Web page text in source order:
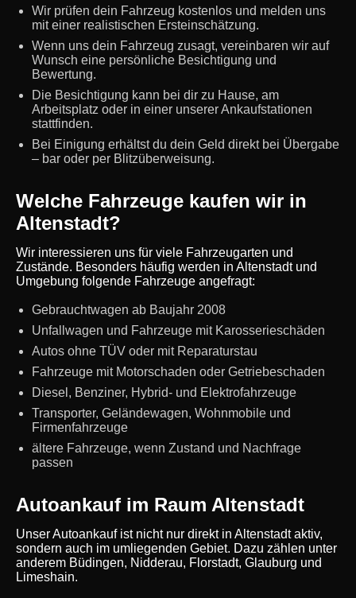
Wir prüfen dein Fahrzeug kostenlos und melden uns
mit einer realistischen Ersteinschätzung.
Wenn uns dein Fahrzeug zusagt, vereinbaren wir auf
Wunsch eine persönliche Besichtigung und
Bewertung.
Die Besichtigung kann bei dir zu Hause, am
Arbeitsplatz oder in einer unserer Ankaufstationen
stattfinden.
Bei Einigung erhältst du dein Geld direkt bei Übergabe
– bar oder per Blitzüberweisung.
Welche Fahrzeuge kaufen wir in
Altenstadt?
Wir interessieren uns für viele Fahrzeugarten und
Zustände. Besonders häufig werden in Altenstadt und
Umgebung folgende Fahrzeuge angefragt:
Gebrauchtwagen ab Baujahr 2008
Unfallwagen und Fahrzeuge mit Karosserieschäden
Autos ohne TÜV oder mit Reparaturstau
Fahrzeuge mit Motorschaden oder Getriebeschaden
Diesel, Benziner, Hybrid- und Elektrofahrzeuge
Transporter, Geländewagen, Wohnmobile und
Firmenfahrzeuge
ältere Fahrzeuge, wenn Zustand und Nachfrage
passen
Autoankauf im Raum Altenstadt
Unser Autoankauf ist nicht nur direkt in Altenstadt aktiv,
sondern auch im umliegenden Gebiet. Dazu zählen unter
anderem Büdingen, Nidderau, Florstadt, Glauburg und
Limeshain.